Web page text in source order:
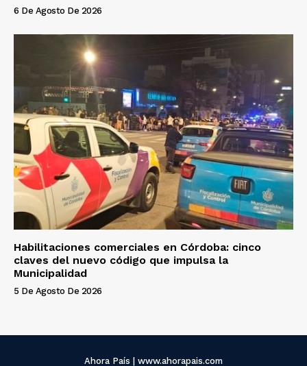
6 De Agosto De 2026
Habilitaciones comerciales en Córdoba: cinco
claves del nuevo código que impulsa la
Municipalidad
5 De Agosto De 2026
Ahora País | www.ahorapais.com